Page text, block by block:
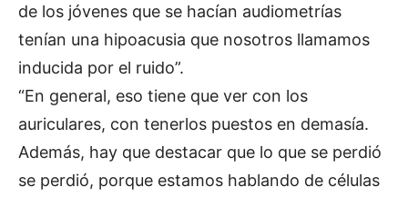
de los jóvenes que se hacían audiometrías
tenían una hipoacusia que nosotros llamamos
inducida por el ruido”.
“En general, eso tiene que ver con los
auriculares, con tenerlos puestos en demasía.
Además, hay que destacar que lo que se perdió
se perdió, porque estamos hablando de células